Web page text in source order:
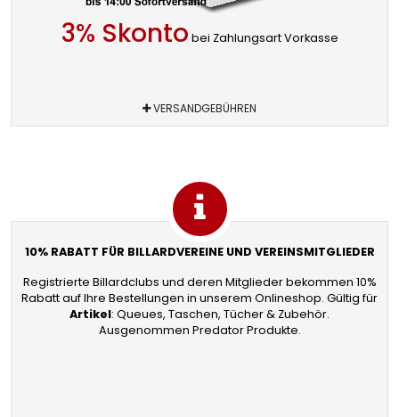
3% Skonto bei Zahlungsart Vorkasse
VERSANDGEBÜHREN
10% RABATT FÜR BILLARDVEREINE UND VEREINSMITGLIEDER
Registrierte Billardclubs und deren Mitglieder bekommen 10%
Rabatt auf Ihre Bestellungen in unserem Onlineshop. Gültig für
Artikel: Queues, Taschen, Tücher & Zubehör.
Ausgenommen Predator Produkte.